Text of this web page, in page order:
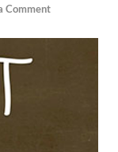
Comment